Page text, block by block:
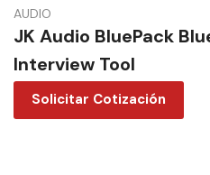
AUDIO
JK Audio BluePack
Interview Tool
Solicitar Cotización